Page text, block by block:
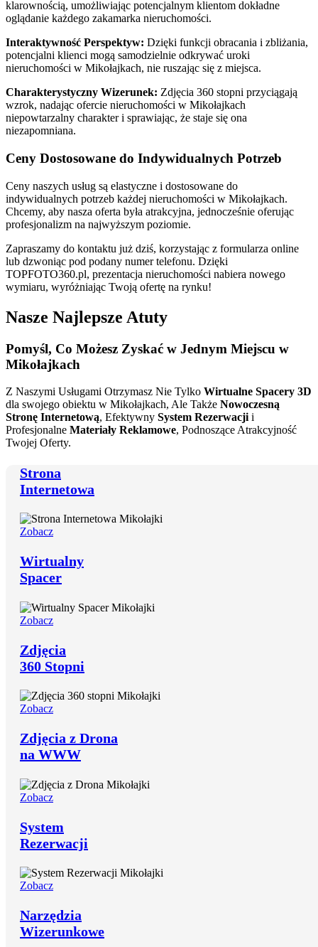
klarownością, umożliwiając potencjalnym klientom dokładne
oglądanie każdego zakamarka nieruchomości.
Interaktywność Perspektyw: Dzięki funkcji obracania i zbliżania,
potencjalni klienci mogą samodzielnie odkrywać uroki
nieruchomości w Mikołajkach, nie ruszając się z miejsca.
Charakterystyczny Wizerunek: Zdjęcia 360 stopni przyciągają
wzrok, nadając ofercie nieruchomości w Mikołajkach
niepowtarzalny charakter i sprawiając, że staje się ona
niezapomniana.
Ceny Dostosowane do Indywidualnych Potrzeb
Ceny naszych usług są elastyczne i dostosowane do
indywidualnych potrzeb każdej nieruchomości w Mikołajkach.
Chcemy, aby nasza oferta była atrakcyjna, jednocześnie oferując
profesjonalizm na najwyższym poziomie.
Zapraszamy do kontaktu już dziś, korzystając z formularza online
lub dzwoniąc pod podany numer telefonu. Dzięki
TOPFOTO360.pl, prezentacja nieruchomości nabiera nowego
wymiaru, wyróżniając Twoją ofertę na rynku!
Nasze Najlepsze Atuty
Pomyśl, Co Możesz Zyskać w Jednym Miejscu w
Mikołajkach
Z Naszymi Usługami Otrzymasz Nie Tylko Wirtualne Spacery 3D
dla swojego obiektu w Mikołajkach, Ale Także Nowoczesną
Stronę Internetową, Efektywny System Rezerwacjii
Profesjonalne Materiały Reklamowe, Podnoszące Atrakcyjność
Twojej Oferty.
Strona
Internetowa
Zobacz
Wirtualny
Spacer
Zobacz
Zdjęcia
360 Stopni
Zobacz
Zdjęcia z Drona
na WWW
Zobacz
System
Rezerwacji
Zobacz
Narzędzia
Wizerunkowe